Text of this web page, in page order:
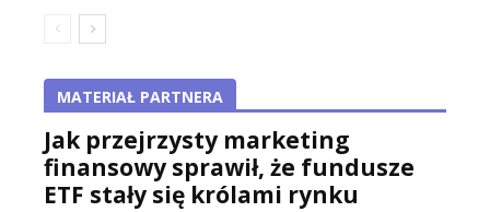
MATERIAŁ PARTNERA
Jak przejrzysty marketing
finansowy sprawił, że fundusze
ETF stały się królami rynku